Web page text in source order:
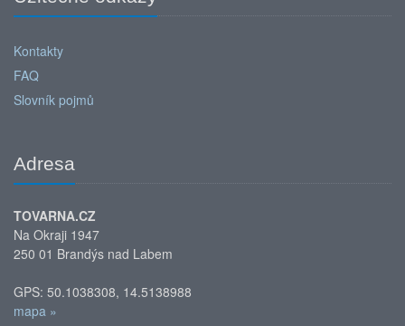
Kontakty
FAQ
Slovník pojmů
Adresa
TOVARNA.CZ
Na Okraji 1947
250 01 Brandýs nad Labem
GPS: 50.1038308, 14.5138988
mapa »